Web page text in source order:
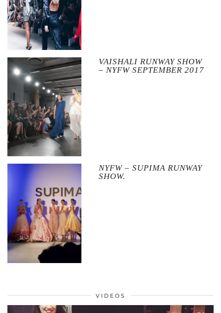
VAISHALI RUNWAY SHOW
– NYFW SEPTEMBER 2017
NYFW – SUPIMA RUNWAY
SHOW.
VIDEOS